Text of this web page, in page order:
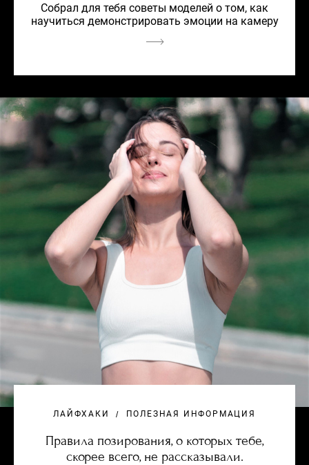
Собрал для тебя советы моделей о том, как
научиться демонстрировать эмоции на камеру
ЛАЙФХАКИ ПОЛЕЗНАЯ ИНФОРМАЦИЯ
Правила позирования, о которых тебе,
скорее всего, не рассказывали.